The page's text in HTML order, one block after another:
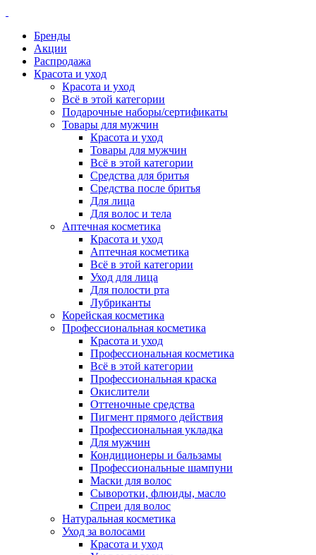
Бренды
Акции
Распродажа
Красота и уход
Красота и уход
Всё в этой категории
Подарочные наборы/сертификаты
Товары для мужчин
Красота и уход
Товары для мужчин
Всё в этой категории
Средства для бритья
Средства после бритья
Для лица
Для волос и тела
Аптечная косметика
Красота и уход
Аптечная косметика
Всё в этой категории
Уход для лица
Для полости рта
Лубриканты
Корейская косметика
Профессиональная косметика
Красота и уход
Профессиональная косметика
Всё в этой категории
Профессиональная краска
Окислители
Оттеночные средства
Пигмент прямого действия
Профессиональная укладка
Для мужчин
Кондиционеры и бальзамы
Профессиональные шампуни
Маски для волос
Сыворотки, флюиды, масло
Спреи для волос
Натуральная косметика
Уход за волосами
Красота и уход